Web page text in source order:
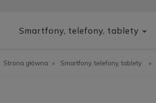
Smartfony, telefony, tablety
Strona główna: » Smartfony, telefony, tablety »